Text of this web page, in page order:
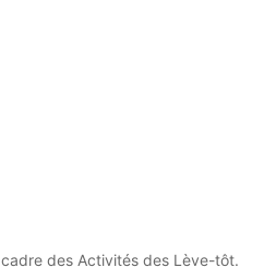
des Activités des Lève-tôt.